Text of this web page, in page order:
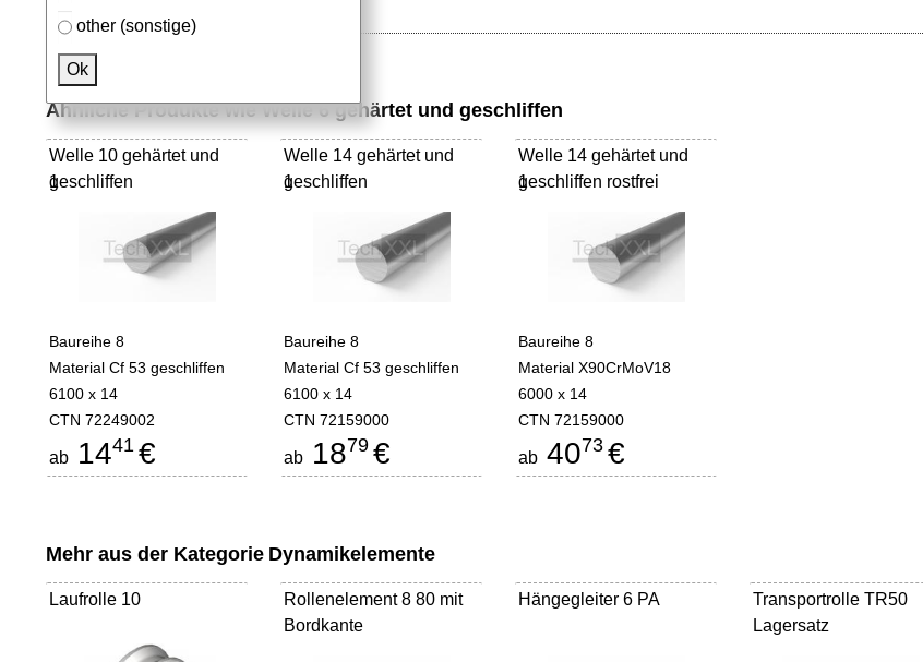
other (sonstige)
Ok
Ähnliche Produkte wie Welle 6 gehärtet und geschliffen
Welle 10 gehärtet und
geschliffen
1
Baureihe 8
Material Cf 53 geschliffen
6100 x 14
CTN 72249002
ab 1441 €
Welle 14 gehärtet und
geschliffen
1
Baureihe 8
Material Cf 53 geschliffen
6100 x 14
CTN 72159000
ab 1879 €
Welle 14 gehärtet und
geschliffen rostfrei
1
Baureihe 8
Material X90CrMoV18
6000 x 14
CTN 72159000
ab 4073 €
Mehr aus der Kategorie Dynamikelemente
Laufrolle 10
Rollenelement 8 80 mit
Bordkante
Hängegleiter 6 PA
Transportrolle TR50
Lagersatz